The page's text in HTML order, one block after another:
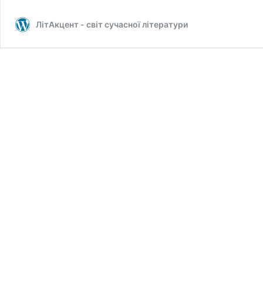
ЛітАкцент - світ сучасної літератури